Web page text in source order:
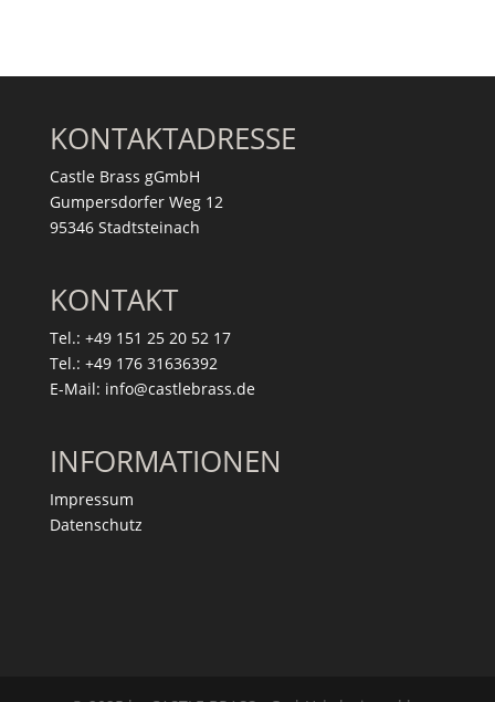
KONTAKTADRESSE
Castle Brass gGmbH
Gumpersdorfer Weg 12
95346 Stadtsteinach
KONTAKT
Tel.: +49 151 25 20 52 17
Tel.: +49 176 31636392
E-Mail: info@castlebrass.de
INFORMATIONEN
Impressum
Datenschutz